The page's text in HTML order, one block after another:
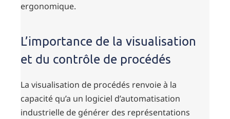
ergonomique.
L’importance de la visualisation
et du contrôle de procédés
La visualisation de procédés renvoie à la
capacité qu’a un logiciel d’automatisation
industrielle de générer des représentations